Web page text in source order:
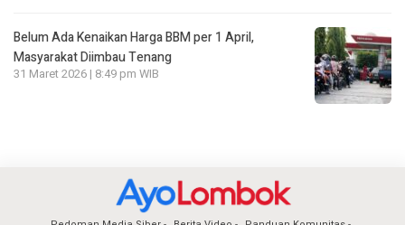
Belum Ada Kenaikan Harga BBM per 1 April,
Masyarakat Diimbau Tenang
31 Maret 2026 | 8:49 pm WIB